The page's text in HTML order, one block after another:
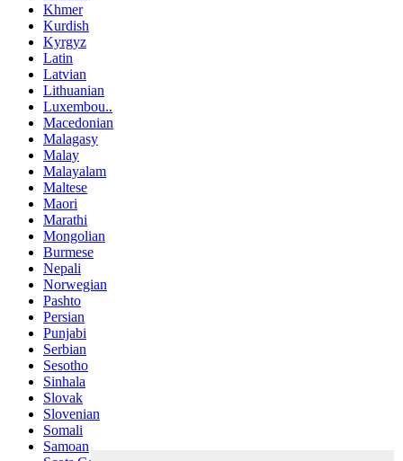
Khmer
Kurdish
Kyrgyz
Latin
Latvian
Lithuanian
Luxembou..
Macedonian
Malagasy
Malay
Malayalam
Maltese
Maori
Marathi
Mongolian
Burmese
Nepali
Norwegian
Pashto
Persian
Punjabi
Serbian
Sesotho
Sinhala
Slovak
Slovenian
Somali
Samoan